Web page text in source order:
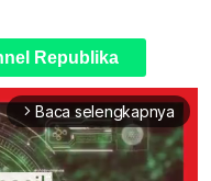
Republika
arrow_forward_ios Baca selengkapnya